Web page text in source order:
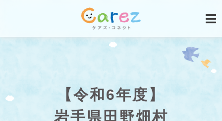
【令和6年度】
岩手県田野畑村